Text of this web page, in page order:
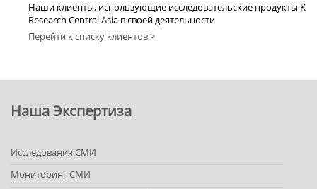
Наши клиенты, использующие исследовательские продукты K
Research Central Asia в своей деятельности
Перейти к списку клиентов >
Наша Экспертиза
Исследования СМИ
Мониторинг СМИ